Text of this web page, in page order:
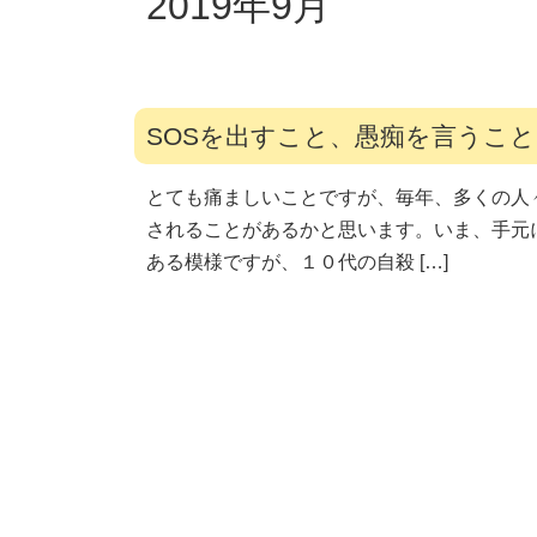
SOSを出すこと、愚痴を言うこと
とても痛ましいことですが、毎年、多くの
されることがあるかと思います。いま、手
ある模様ですが、１０代の自殺 […]